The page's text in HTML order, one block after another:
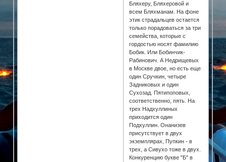
Бляхеру, Бляхеровой и
всем Бляхманам. На фоне
этик страдальцев остается
только порадоваться за три
семейства, которые с
гордостью носят фамилию
Бобик. Или Бобинчик-
Рабинович. А Недрищевых
в Москве двое, но есть еще
один Сручкин, четыре
Задниковых и один
Сухозад. Пятипоповых,
соответственно, пять. На
трех Надхуллиных
приходится один
Подхуллин. Онанизев
присутствует в двух
экземплярах, Пупкин - в
трех, а Сивухо тоже в двух.
Конкуренцию букве "Б" в